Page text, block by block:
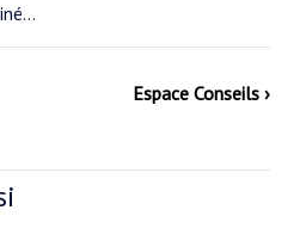
Espace Conseils ›